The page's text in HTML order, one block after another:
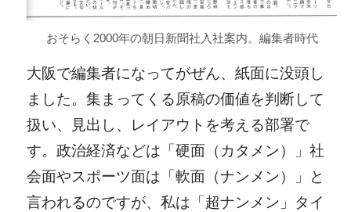
おそらく2000年の朝日新聞社入社案内。編集者時代
大阪で編集者になってがぜん、紙面に没頭し
ました。集まってくる原稿の価値を判断して
扱い、見出し、レイアウトを考える部署で
す。政治経済などは「硬面（カタメン）」社
会面やスポーツ面は「軟面（ナンメン）」と
言われるのですが、私は「超ナンメン」タイ